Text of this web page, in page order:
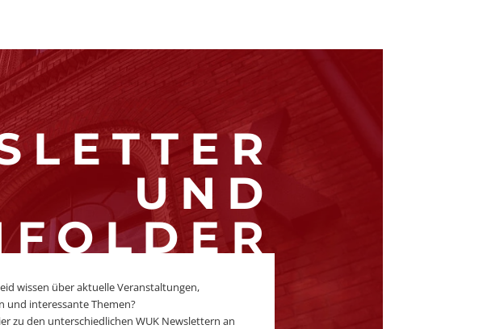
UND
wissen über aktuelle Veranstaltungen,
und interessante Themen?
zu den unterschiedlichen WUK Newslettern an